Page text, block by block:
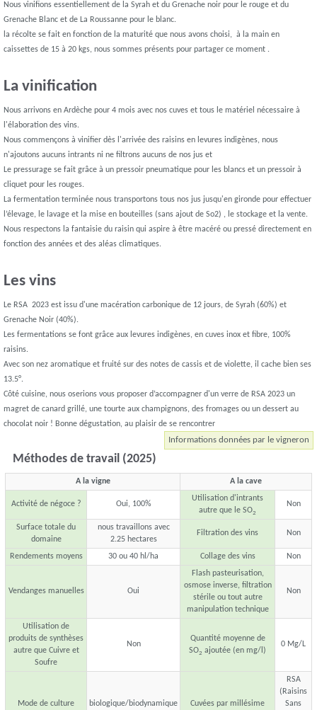
Nous vinifions essentiellement de la Syrah et du Grenache noir pour le rouge et du
Grenache Blanc et de La Roussanne pour le blanc.
la récolte se fait en fonction de la maturité que nous avons choisi, à la main en
caissettes de 15 à 20 kgs, nous sommes présents pour partager ce moment .
La vinification
Nous arrivons en Ardèche pour 4 mois avec nos cuves et tous le matériel nécessaire à
l'élaboration des vins.
Nous commençons à vinifier dès l'arrivée des raisins en levures indigènes, nous
n'ajoutons aucuns intrants ni ne filtrons aucuns de nos jus et
Le pressurage se fait grâce à un pressoir pneumatique pour les blancs et un pressoir à
cliquet pour les rouges.
La fermentation terminée nous transportons tous nos jus jusqu'en gironde pour effectuer
l’élevage, le lavage et la mise en bouteilles (sans ajout de So2) , le stockage et la vente.
Nous respectons la fantaisie du raisin qui aspire à être macéré ou pressé directement en
fonction des années et des aléas climatiques.
Les vins
Le RSA 2023 est issu d'une macération carbonique de 12 jours, de Syrah (60%) et
Grenache Noir (40%).
Les fermentations se font grâce aux levures indigènes, en cuves inox et fibre, 100%
raisins.
Avec son nez aromatique et fruité sur des notes de cassis et de violette, il cache bien ses
13.5°.
Côté cuisine, nous oserions vous proposer d’accompagner d'un verre de RSA 2023 un
magret de canard grillé, une tourte aux champignons, des fromages ou un dessert au
chocolat noir ! Bonne dégustation, au plaisir de se rencontrer
Informations données par le vigneron
Méthodes de travail (2025)
A la vigne A la cave
Activité de négoce ? Oui, 100%
Utilisation d'intrants
autre que le SO2
Non
Surface totale du
domaine
nous travaillons avec
2.25 hectares
Filtration des vins Non
Rendements moyens 30 ou 40 hl/ha Collage des vins Non
Vendanges manuelles Oui
Flash pasteurisation,
osmose inverse, filtration
stérile ou tout autre
manipulation technique
Non
Utilisation de
produits de synthèses
autre que Cuivre et
Soufre
Non
Quantité moyenne de
SO2 ajoutée (en mg/l)
0 Mg/L
Mode de culture biologique/biodynamique Cuvées par millésime
RSA
(Raisins
Sans